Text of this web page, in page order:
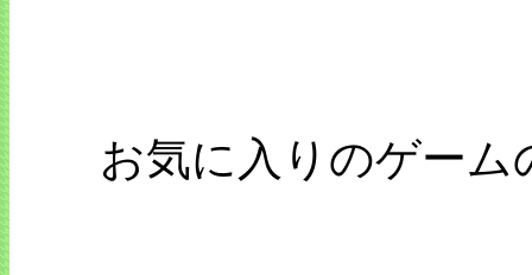
お気に入りのゲー